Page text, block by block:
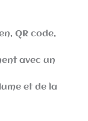
QR code,
avec un
et de la